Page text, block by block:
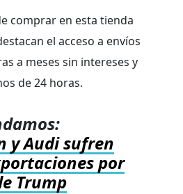
comprar en esta tienda
el acceso a envíos
a meses sin intereses y
de 24 horas.
y Audi sufren
por
Trump